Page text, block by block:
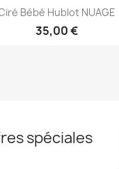
Aperçu rapide
Bébé Hublot NUAGE
35,00 €
spéciales